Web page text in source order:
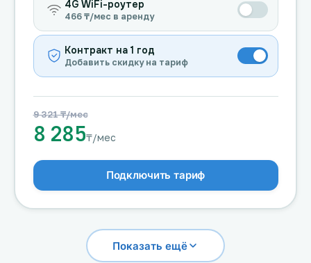
4G WiFi-роутер
466 ₸/мес в аренду
Контракт на 1 год
Добавить скидку на тариф
9 321 ₸/мес
8 285₸/мес
Подключить тариф
Показать ещё